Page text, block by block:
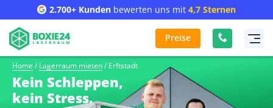
2.700+ Kunden bewerten uns mit 4,7 Sternen
Preise
Home / Lagerraum mieten/ Erftstadt
Kein Schleppen,
kein Stress.